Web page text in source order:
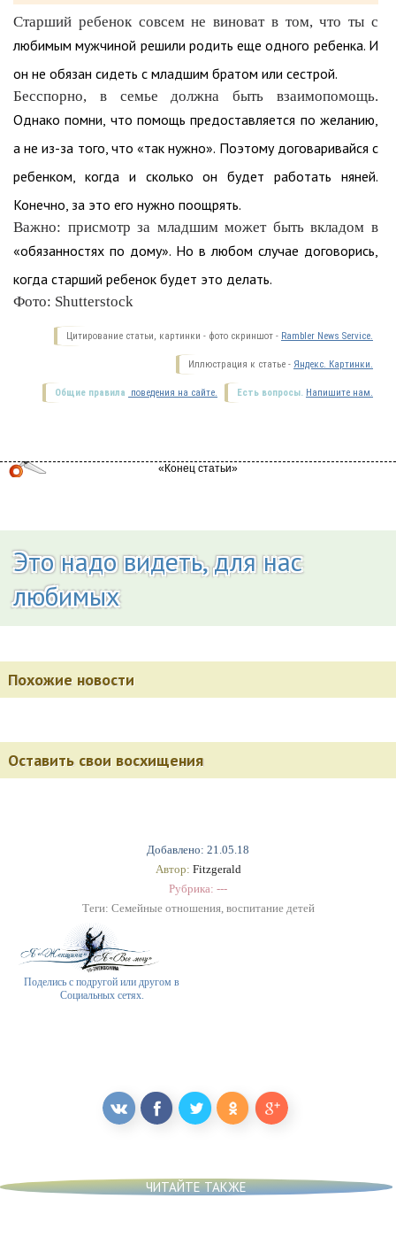
Добавлено: 21.05.18
Автор: Fitzgerald
Рубрика: ---
Теги: Семейные отношения, воспитание детей
Поделись с подругой или другом в
Социальных сетях.
Старший ребенок совсем не виноват в том, что ты с
любимым мужчиной решили родить еще одного ребенка. И
он не обязан сидеть с младшим братом или сестрой.
Бесспорно, в семье должна быть взаимопомощь.
Однако помни, что помощь предоставляется по желанию,
а не из-за того, что «так нужно». Поэтому договаривайся с
ребенком, когда и сколько он будет работать няней.
Конечно, за это его нужно поощрять.
Важно: присмотр за младшим может быть вкладом в
«обязанностях по дому». Но в любом случае договорись,
когда старший ребенок будет это делать.
Фото: Shutterstock
Цитирование статьи, картинки - фото скриншот - Rambler News Service.
Иллюстрация к статье - Яндекс. Картинки.
Есть вопросы. Напишите нам.
Общие правила поведения на сайте.
Это надо видеть, для нас
любимых
Похожие новости
Оставить свои восхищения
ЧИТАЙТЕ ТАКЖЕ